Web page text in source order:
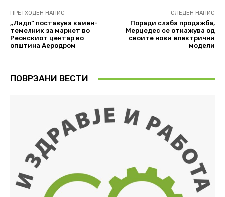
ПРЕТХОДЕН НАПИС
„Лидл“ поставува камен-
темелник за маркет во
Реонскиот центар во
општина Аеродром
СЛЕДЕН НАПИС
Поради слаба продажба,
Мерцедес се откажува од
своите нови електрични
модели
ПОВРЗАНИ ВЕСТИ